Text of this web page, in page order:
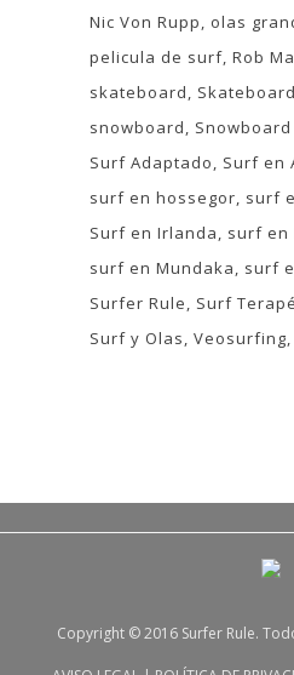
Nic Von Rupp
olas
pelicula de surf Rob
skateboard
snowboard
Surf Adaptado
Surf en
surf en hossegor surf
Surf en Irlanda
surf en
surf en Mundaka
surf
Surfer Rule
Surf
Surf y Olas Veosurfing
Copyright © 2016 Surfer Rule.